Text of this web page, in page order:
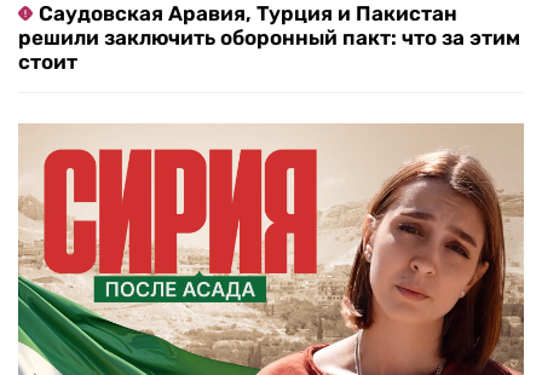
Саудовская Аравия, Турция и Пакистан
решили заключить оборонный пакт: что за этим
стоит